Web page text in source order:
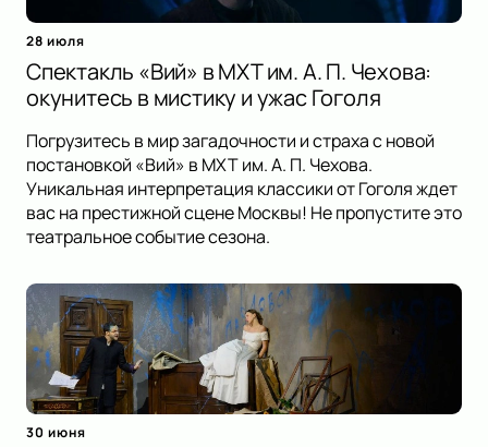
28 июля
Спектакль «Вий» в МХТ им. А. П. Чехова:
окунитесь в мистику и ужас Гоголя
Погрузитесь в мир загадочности и страха с новой
постановкой «Вий» в МХТ им. А. П. Чехова.
Уникальная интерпретация классики от Гоголя ждет
вас на престижной сцене Москвы! Не пропустите это
театральное событие сезона.
30 июня